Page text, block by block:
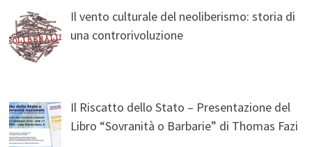
Il vento culturale del neoliberismo: storia di
una controrivoluzione
Il Riscatto dello Stato – Presentazione del
Libro “Sovranità o Barbarie” di Thomas Fazi